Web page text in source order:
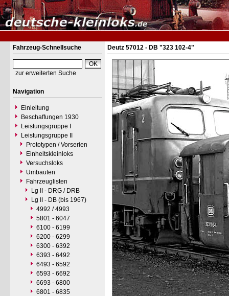
Fahrzeug-Schnellsuche
zur erweiterten Suche
Navigation
Einleitung
Beschaffungen 1930
Leistungsgruppe I
Leistungsgruppe II
Prototypen / Vorserien
Einheitskleinloks
Versuchsloks
Umbauten
Fahrzeuglisten
Lg II - DRG / DRB
Lg II - DB (bis 1967)
4992 / 4993
5801 - 6047
6100 - 6199
6200 - 6299
6300 - 6392
6393 - 6492
6493 - 6592
6593 - 6692
6693 - 6800
6801 - 6835
Deutz 57012 - DB "323 102-4"